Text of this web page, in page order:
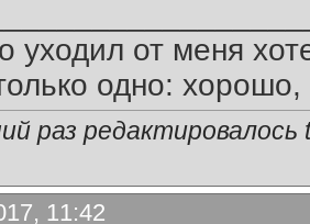
уходил от меня
одно:
раз
11:42